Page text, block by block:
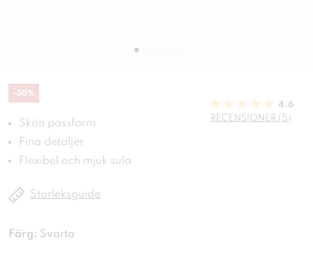
-30%
Skön passform
Fina detaljer
Flexibel och mjuk sula
4.6
RECENSIONER (5)
Storleksguide
Färg: Svarta